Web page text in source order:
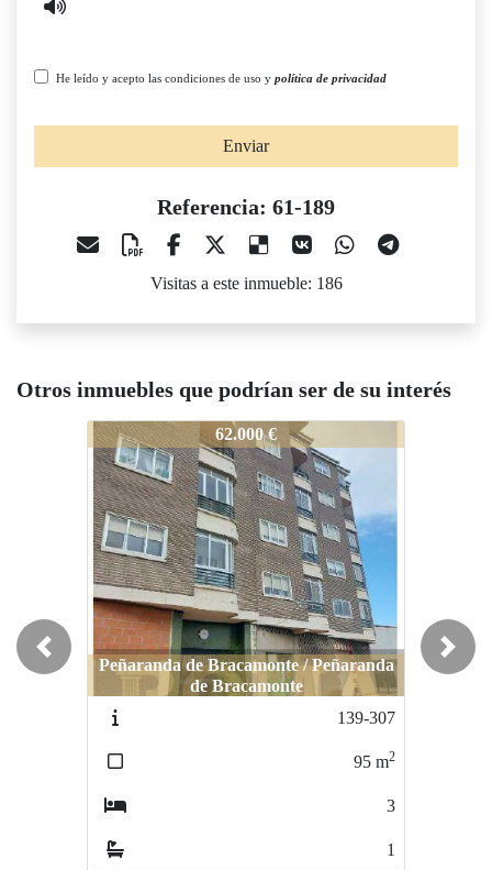
He leído y acepto las condiciones de uso y política de privacidad
Enviar
Referencia: 61-189
Visitas a este inmueble: 186
Otros inmuebles que podrían ser de su interés
62.000 €
de Bracamonte / Peñaranda
de Bracamonte
La
61-189 59.990 €
La Fuente de San Esteban / Fuente de San
Esteban
60-190
89m
Previous Next